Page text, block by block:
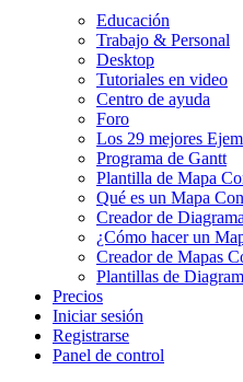
Educación
Trabajo & Personal
Desktop
Tutoriales en video
Centro de ayuda
Foro
Los 29 mejores
Programa de Gantt
Plantilla de Mapa
Qué es un Mapa
Creador de
¿Cómo hacer un
Creador de Mapas
Plantillas de
Precios
Iniciar sesión
Registrarse
Panel de control